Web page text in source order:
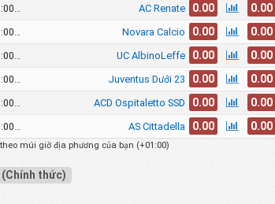
April/25, 1:00pm AC Renate 0.00 0.00
April/25, 1:00pm Novara Calcio 0.00 0.00
April/25, 1:00pm UC AlbinoLeffe 0.00 0.00
April/25, 1:00pm Juventus Dưới 23 0.00 0.00
April/25, 1:00pm ACD Ospitaletto SSD 0.00 0.00
April/25, 1:00pm AS Cittadella 0.00 0.00
múi giờ địa phương của bạn (+01:00)
(Chính thức)